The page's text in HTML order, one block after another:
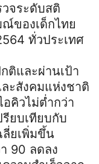
จระดับสติ
ของเด็กไทย
ทั่วประเทศ
ติและผ่านเป้า
ะสังคมแห่งชาติ
คิวไม่ต่ำกว่า
ยบเทียบกับ
ลี่ยเพิ่มขึ้น
90 ลดลง